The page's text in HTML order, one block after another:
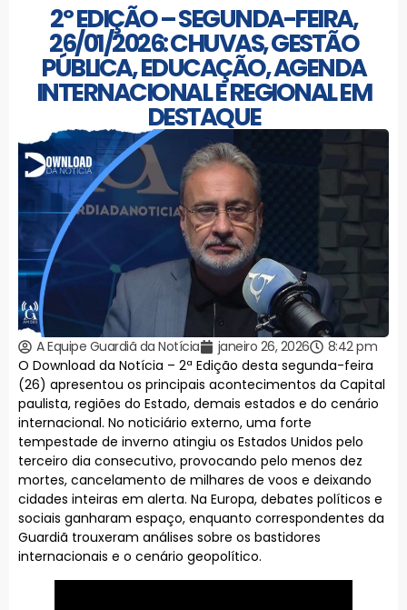
2º EDIÇÃO – SEGUNDA-FEIRA,
26/01/2026: CHUVAS, GESTÃO
PÚBLICA, EDUCAÇÃO, AGENDA
INTERNACIONAL E REGIONAL EM
DESTAQUE
A Equipe Guardiã da Notícia janeiro 26, 2026
8:42 pm
O Download da Notícia – 2ª Edição desta segunda-feira
(26) apresentou os principais acontecimentos da Capital
paulista, regiões do Estado, demais estados e do cenário
internacional. No noticiário externo, uma forte
tempestade de inverno atingiu os Estados Unidos pelo
terceiro dia consecutivo, provocando pelo menos dez
mortes, cancelamento de milhares de voos e deixando
cidades inteiras em alerta. Na Europa, debates políticos e
sociais ganharam espaço, enquanto correspondentes da
Guardiã trouxeram análises sobre os bastidores
internacionais e o cenário geopolítico.